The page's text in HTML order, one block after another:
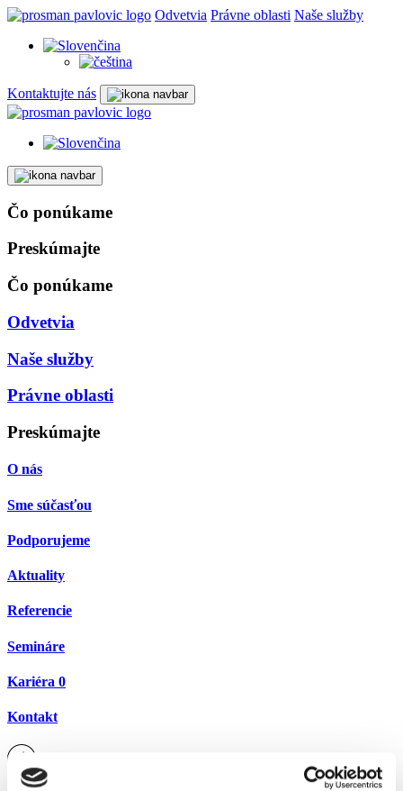
Odvetvia Právne oblasti Naše služby
Kontaktujte nás
Čo ponúkame
Preskúmajte
Čo ponúkame
Odvetvia
Naše služby
Právne oblasti
Preskúmajte
O nás
Sme súčasťou
Podporujeme
Aktuality
Referencie
Semináre
Kariéra 0
Kontakt
Facebook